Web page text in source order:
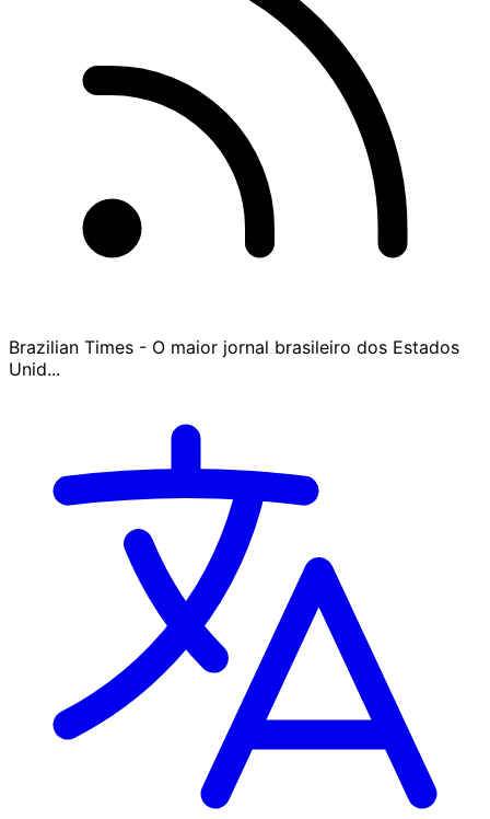
Brazilian Times - O maior jornal brasileiro dos Estados
Unid...